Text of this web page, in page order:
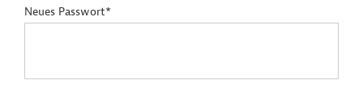
Neues Passwort*